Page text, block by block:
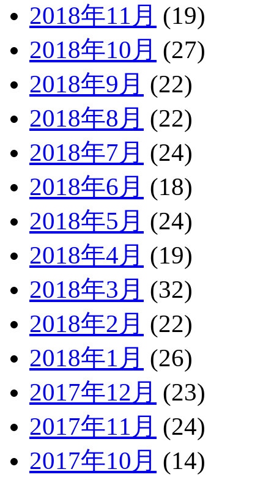
2018年11月 (19)
2018年10月 (27)
2018年9月 (22)
2018年8月 (22)
2018年7月 (24)
2018年6月 (18)
2018年5月 (24)
2018年4月 (19)
2018年3月 (32)
2018年2月 (22)
2018年1月 (26)
2017年12月 (23)
2017年11月 (24)
2017年10月 (14)